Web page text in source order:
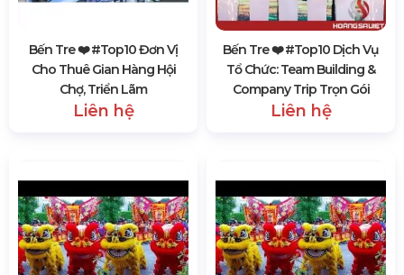
Bến Tre ❤️️ #top10 Đơn Vị
Cho Thuê Gian Hàng Hội
Chợ, Triển Lãm
Liên hệ
Bến Tre ❤️️ #top10 Dịch Vụ
Tổ Chức: Team Building &
Company Trip Trọn Gói
Liên hệ